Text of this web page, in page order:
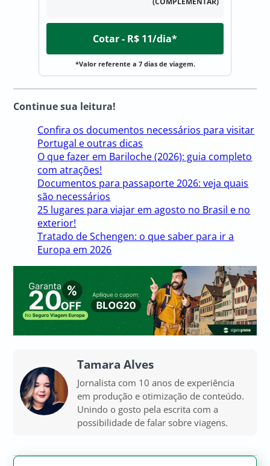
Cotar - R$ 11/dia*
*Valor referente a 7 dias de viagem.
Continue sua leitura!
Confira os documentos necessários para visitar
Portugal e outras dicas
O que fazer em Bariloche (2026): guia completo
com atrações!
Documentos para passaporte 2026: veja quais
são necessários
25 lugares para viajar em agosto no Brasil e no
exterior!
Tratado de Schengen: o que saber para ir a
Europa em 2026
Tamara Alves
Jornalista com 10 anos de experiência
em produção e otimização de conteúdo.
Unindo o gosto pela escrita com a
possibilidade de falar sobre viagens.